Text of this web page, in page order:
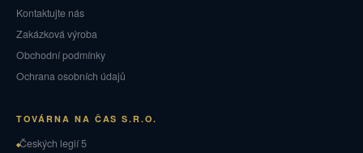
Kontaktujte nás
Zakázková výroba
Obchodní podmínky
Ochrana osobních údajů
TOVÁRNA NA ČAS S.R.O.
Českých legií 5